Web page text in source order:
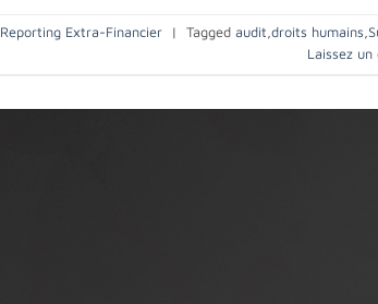
Reporting Extra-Financier | Tagged audit,droits humains,
Laissez